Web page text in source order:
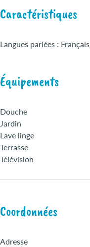
Caractéristiques
Langues parlées : Français
Équipements
Douche
Jardin
Lave linge
Terrasse
Télévision
Coordonnées
Adresse